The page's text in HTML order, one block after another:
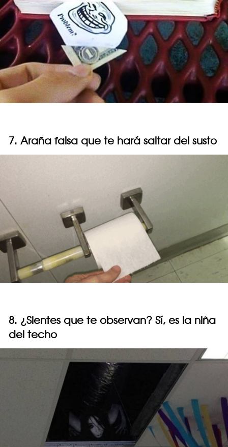
7. Araña falsa que te hará saltar del susto
8. ¿Sientes que te observan? Sí, es la niña
del techo